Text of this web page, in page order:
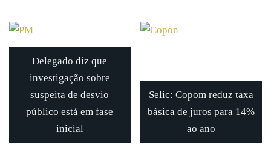
Delegado diz que
investigação sobre
suspeita de desvio
público está em fase
inicial
Selic: Copom reduz taxa
básica de juros para 14%
ao ano